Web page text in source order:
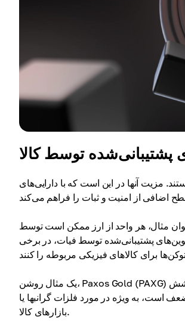
پشتیبانی‌شده توسط کالا
مزیت آنها در این است که با دارایی‌های
مثال، هر واحد از ارز ممکن است توسط
پشتیبانی‌شده توسط فیات، در برخی
یک مثال روشن، Paxos Gold (PAXG) است که هر توکن معادل یک اونس تروی طلا است. بنابراین، این نوع سرمایه‌گذاری به عنوان یک پوشش
است، به ویژه در مورد فلزات گرانبها یا
بازارهای کالا.